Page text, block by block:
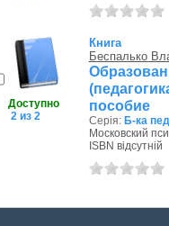
Доступно
2 из 2
Книга
Беспалько
пособие
Серія: Б-ка
Московский
ISBN відсутній